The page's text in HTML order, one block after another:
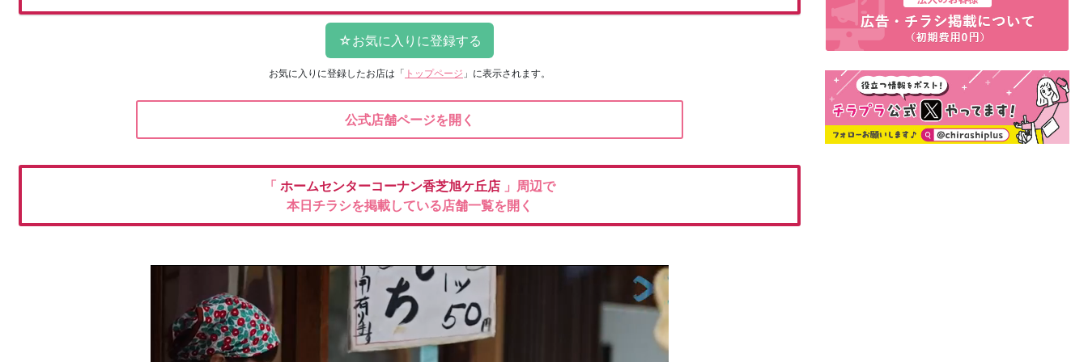
お気に入りに登録したお店は 「 トップページ 」に表示されます。
公式店舗ページを開く
「 ホームセンターコーナン香芝旭ケ丘店 」周辺で
本日チラシを掲載している店舗一覧を開く